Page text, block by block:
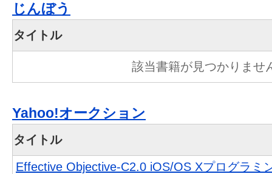
じんぼう
タイトル
該当書籍が見つかりませ
Yahoo!オークション
タイトル
Effective Objective-C2.0 iOS/OS Xプログラミ